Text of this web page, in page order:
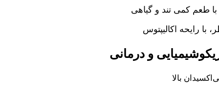
طعم کمی تند و گیاهی
با رایحه اکالیپتوس
و درمانی
بالا